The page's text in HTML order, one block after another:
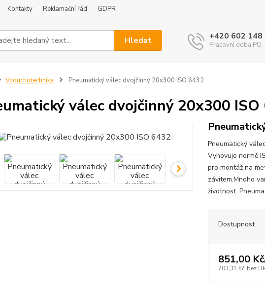
Kontakty Reklamační řád GDPR
Hledat +420 602 148
Pracovní doba PO
Vzduchotechnika Pneumatický válec dvojčinný 20x300 ISO 6432
válec dvojčinný 20x300 ISO
Pneumatický
Vyhovuje normě
pro montáž na
závitem.Mnoho
životnost.
Dostupnost
851,00 Kč
703,31 Kč bez